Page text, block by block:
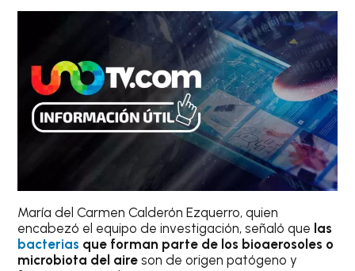
María del Carmen Calderón Ezquerro, quien
encabezó el equipo de investigación, señaló que las
bacterias que forman parte de los bioaerosoles o
microbiota del aire son de origen patógeno y